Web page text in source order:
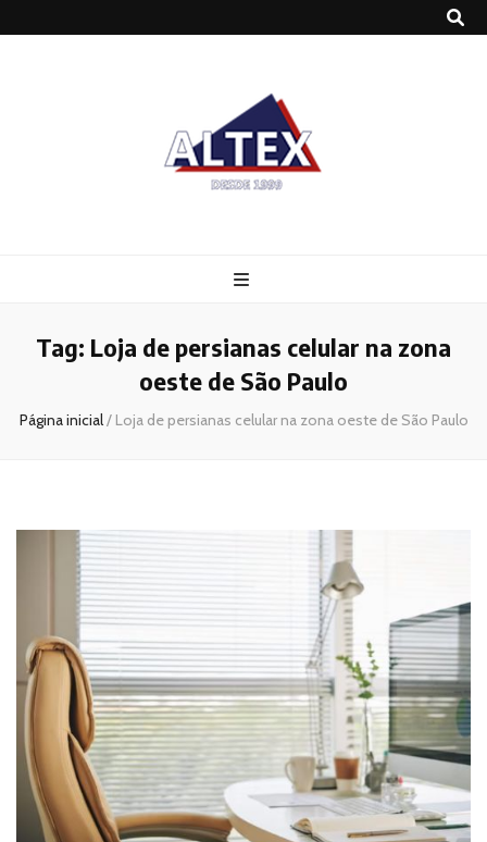
Tag: Loja de persianas celular na zona
oeste de São Paulo
Página inicial/ Loja de persianas celular na zona oeste de São Paulo